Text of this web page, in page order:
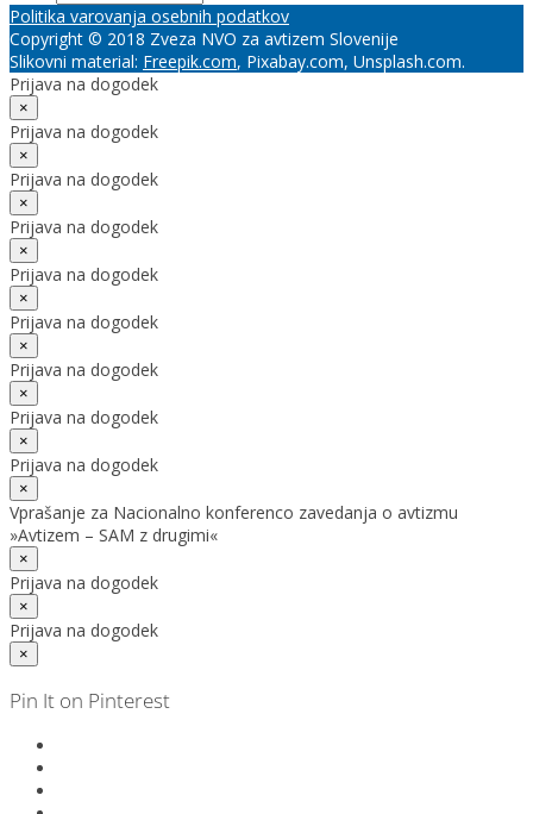
Politika varovanja osebnih podatkov
Copyright © 2018 Zveza NVO za avtizem Slovenije
Slikovni material: Freepik.com, Pixabay.com, Unsplash.com.
Prijava na dogodek
×
Prijava na dogodek
×
Prijava na dogodek
×
Prijava na dogodek
×
Prijava na dogodek
×
Prijava na dogodek
×
Prijava na dogodek
×
Prijava na dogodek
×
Prijava na dogodek
×
Vprašanje za Nacionalno konferenco zavedanja o avtizmu
»Avtizem – SAM z drugimi«
×
Prijava na dogodek
×
Prijava na dogodek
×
Pin It on Pinterest